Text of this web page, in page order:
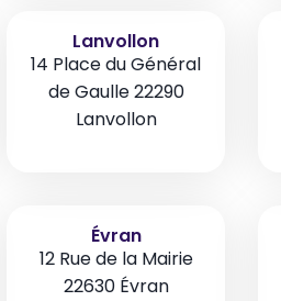
Lanvollon
14 Place du Général
de Gaulle 22290
Lanvollon
Évran
12 Rue de la Mairie
22630 Évran